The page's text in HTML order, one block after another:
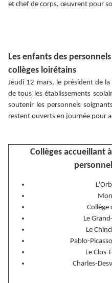
et chef de corps, œuvrent pour
Les enfants des
collèges loirétains
Jeudi 12 mars, le président de
de tous les établissements
soutenir les personnels
restent ouverts en journée
Collèges accueillant
Collège
Le
Le
Pablo-
Le Clos-
Charles-